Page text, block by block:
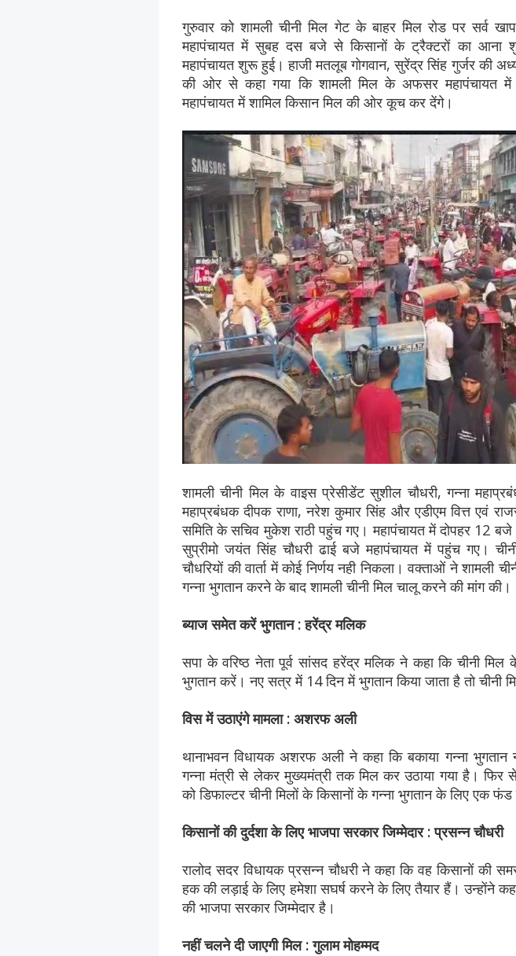
गुरुवार को शामली चीनी मिल गेट के बाहर मिल रोड पर सर्व
महापंचायत में सुबह दस बजे से किसानों के ट्रैक्टरों का आना
महापंचायत शुरू हुई। हाजी मतलूब गाेगवान, सुरेंद्र सिंह गुर्जर की
की ओर से कहा गया कि शामली मिल के अफसर महापंचायत
महापंचायत में शामिल किसान मिल की ओर कूच कर देंगे।
शामली चीनी मिल के वाइस प्रेसीडेंट सुशील चौधरी, गन्ना
महाप्रबंधक दीपक राणा, नरेश कुमार सिंह और एडीएम वित्त एवं
समिति के सचिव मुकेश राठी पहुंच गए। महापंचायत में दोपहर 12
सुप्रीमो जयंत सिंह चौधरी ढाई बजे महापंचायत में पहुंच गए।
चौधरियों की वार्ता में कोई निर्णय नही निकला। वक्ताओं ने शामली
गन्ना भुगतान करने के बाद शामली चीनी मिल चालू करने की मांग की।
ब्याज समेत करें भुगतान : हरेंद्र मलिक
सपा के वरिष्ठ नेता पूर्व सांसद हरेंद्र मलिक ने कहा कि चीनी
भुगतान करें। नए सत्र में 14 दिन में भुगतान किया जाता है तो चीनी
विस में उठाएंगे मामला : अशरफ अली
थानाभवन विधायक अशरफ अली ने कहा कि बकाया गन्ना
गन्ना मंत्री से लेकर मुख्यमंत्री तक मिल कर उठाया गया है। फिर
को डिफाल्टर चीनी मिलों के किसानों के गन्ना भुगतान के लिए एक फंड
किसानों की दुर्दशा के लिए भाजपा सरकार जिम्मेदार : प्रसन्न चौधरी
रालोद सदर विधायक प्रसन्न चौधरी ने कहा कि वह किसानों
हक की लड़ाई के लिए हमेशा सघर्ष करने के लिए तैयार हैं। उन्होंने
की भाजपा सरकार जिम्मेदार है।
नहीं चलने दी जाएगी मिल : गुलाम मोहम्मद